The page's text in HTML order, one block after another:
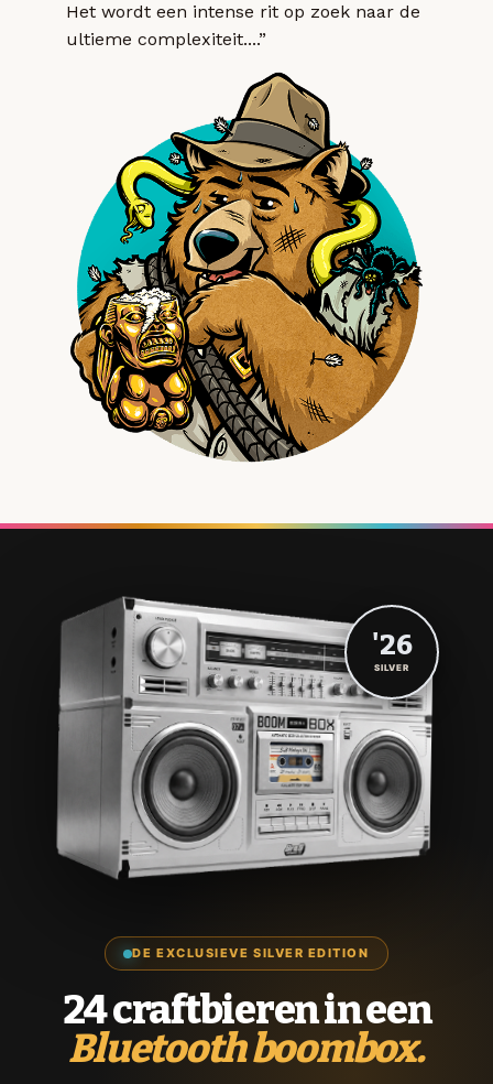
Het wordt een intense rit op zoek naar de
ultieme complexiteit....”
DE EXCLUSIEVE SILVER EDITION
24 craftbieren in een
Bluetooth boombox.
'26
SILVER